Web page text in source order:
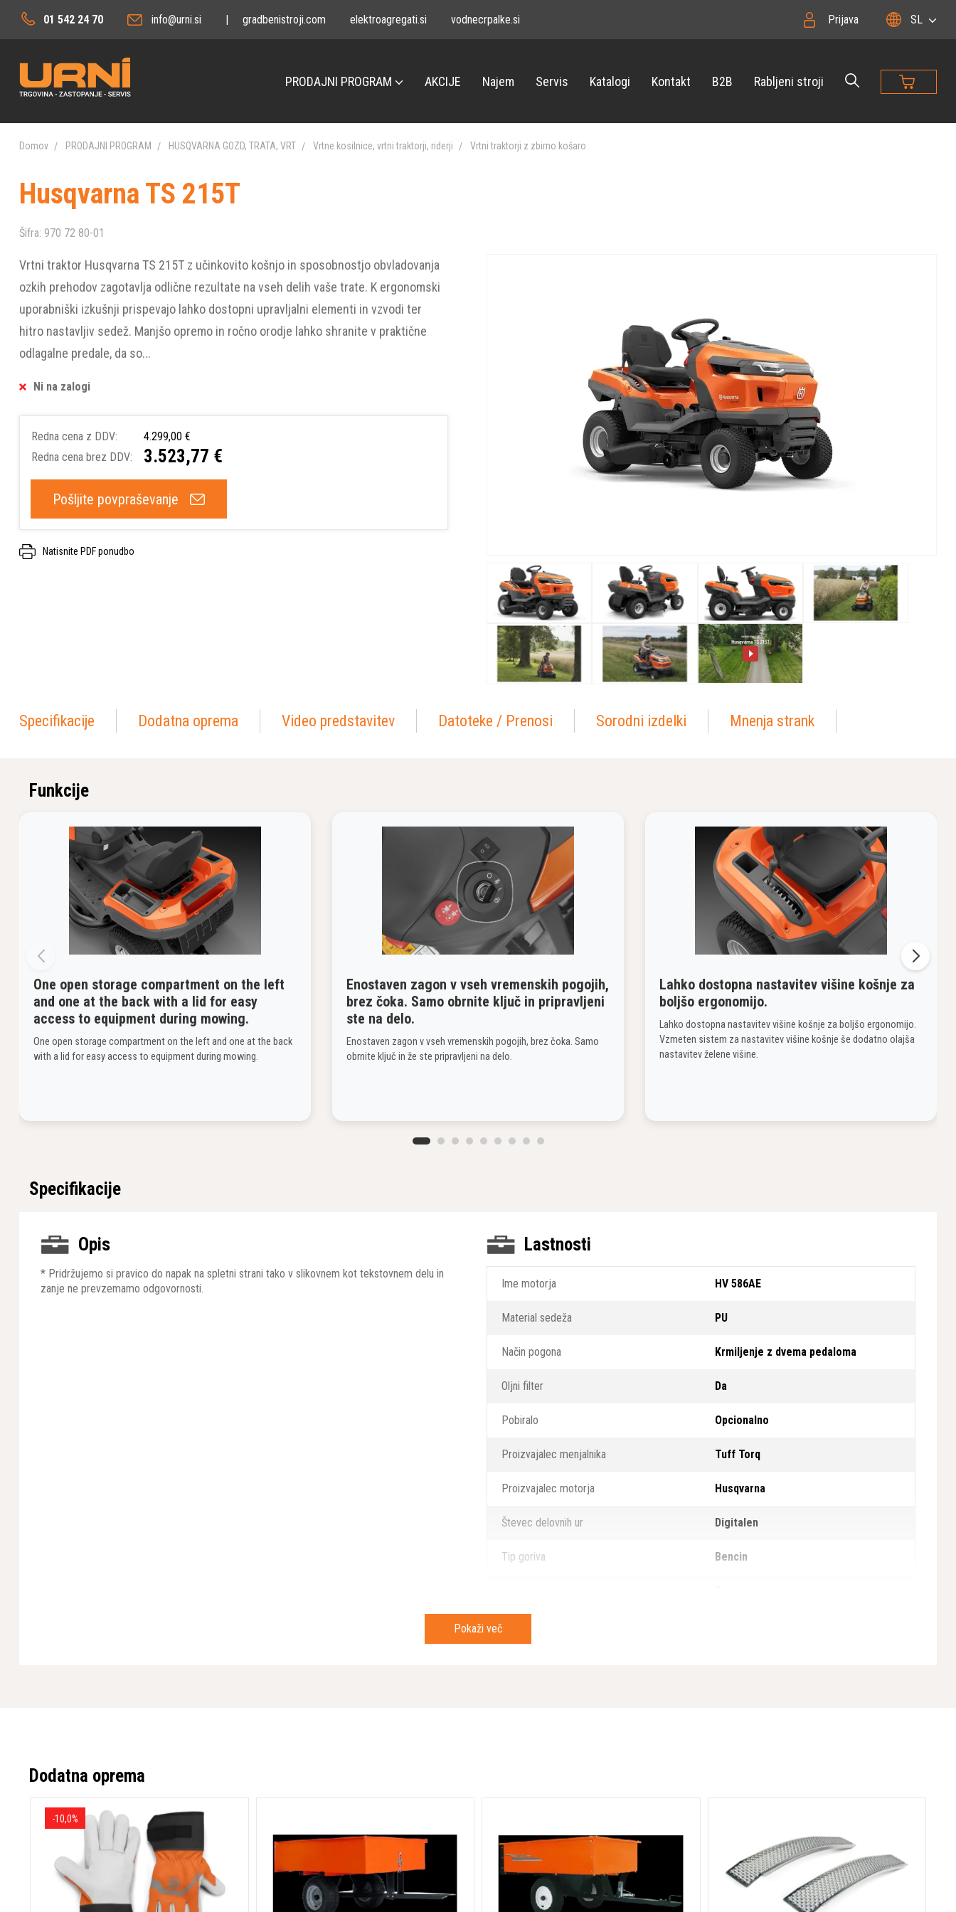
01 542 24 70 info@urni.si | gradbenistroji.com elektroagregati.si vodnecrpalke.si Prijava SL
PRODAJNI PROGRAM AKCIJE Najem Servis Katalogi Kontakt B2B Rabljeni stroji
Domov PRODAJNI PROGRAM HUSQVARNA GOZD, TRATA, VRT Vrtne kosilnice, vrtni traktorji, riderji Vrtni traktorji z zbirno košaro
Husqvarna TS 215T
Šifra: 970 72 80-01
Vrtni traktor Husqvarna TS 215T z učinkovito košnjo in sposobnostjo obvladovanja
ozkih prehodov zagotavlja odlične rezultate na vseh delih vaše trate. K ergonomski
uporabniški izkušnji prispevajo lahko dostopni upravljalni elementi in vzvodi ter
hitro nastavljiv sedež. Manjšo opremo in ročno orodje lahko shranite v praktične
odlagalne predale, da so...
Ni na zalogi
Redna cena z DDV:
4.299,00 €
Redna cena brez DDV:
3.523,77 €
Pošljite povpraševanje
Natisnite PDF ponudbo
Specifikacije Dodatna oprema Video predstavitev Datoteke / Prenosi Sorodni izdelki Mnenja strank
Funkcije
One open storage compartment on the left
and one at the back with a lid for easy
access to equipment during mowing.
One open storage compartment on the left and one at the back
with a lid for easy access to equipment during mowing.
Enostaven zagon v vseh vremenskih pogojih,
brez čoka. Samo obrnite ključ in pripravljeni
ste na delo.
Enostaven zagon v vseh vremenskih pogojih, brez čoka. Samo
obrnite ključ in že ste pripravljeni na delo.
Lahko dostopna nastavitev višine košnje za
boljšo ergonomijo.
Lahko dostopna nastavitev višine košnje za boljšo ergonomijo.
Vzmeten sistem za nastavitev višine košnje še dodatno olajša
nastavitev želene višine.
Specifikacije
Opis
* Pridržujemo si pravico do napak na spletni strani tako v slikovnem kot tekstovnem delu in
zanje ne prevzemamo odgovornosti.
Lastnosti
Ime motorja HV 586AE
Material sedeža PU
Način pogona Krmiljenje z dvema pedaloma
Oljni filter Da
Pobiralo Opcionalno
Proizvajalec menjalnika Tuff Torq
Proizvajalec motorja Husqvarna
Števec delovnih ur Digitalen
Tip goriva Bencin
Višina naslonjala
Hitrost vožnje vzvratno, min-max max 6 km/h
Hitrost vožnje naprej, maks.
Pokaži več
Dodatna oprema
-10,0%